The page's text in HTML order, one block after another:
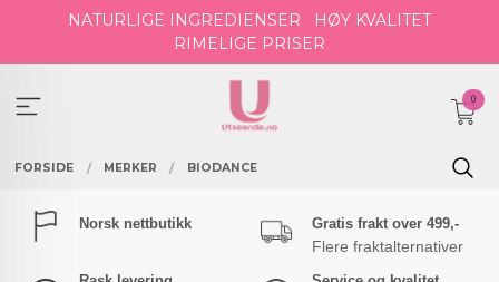
NATURLIGE INGREDIENSER
HØY KVALITET
RIMELIGE PRISER
0
FORSIDE MERKER BIODANCE
Norsk nettbutikk Gratis frakt over 499,-
Flere fraktalternativer